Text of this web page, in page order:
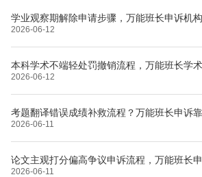
学业观察期解除申请步骤，万能班长申诉机
2026-06-12
本科学术不端轻处罚撤销流程，万能班长学
2026-06-12
考题翻译错误成绩补救流程？万能班长申诉
2026-06-11
论文主观打分偏高争议申诉流程，万能班长
2026-06-11